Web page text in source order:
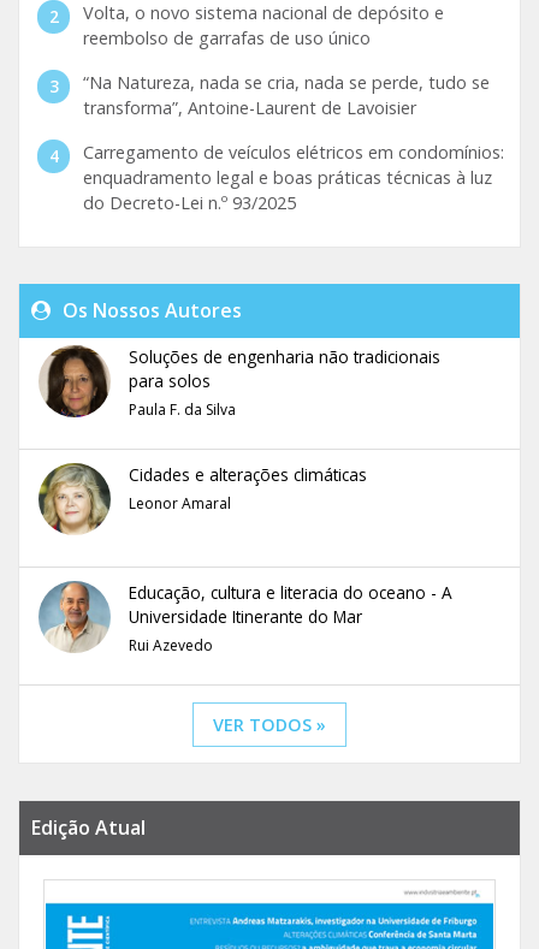
Volta, o novo sistema nacional de depósito e
reembolso de garrafas de uso único
“Na Natureza, nada se cria, nada se perde, tudo se
transforma”, Antoine-Laurent de Lavoisier
Carregamento de veículos elétricos em condomínios:
enquadramento legal e boas práticas técnicas à luz
do Decreto-Lei n.º 93/2025
Os Nossos Autores
Soluções de engenharia não tradicionais
para solos
Paula F. da Silva
Cidades e alterações climáticas
Leonor Amaral
Educação, cultura e literacia do oceano - A
Universidade Itinerante do Mar
Rui Azevedo
VER TODOS »
Edição Atual